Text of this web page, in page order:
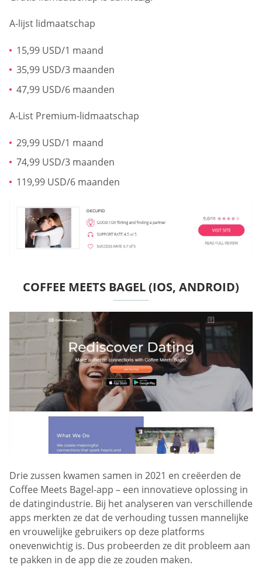
A-lijst lidmaatschap
15,99 USD/1 maand
35,99 USD/3 maanden
47,99 USD/6 maanden
A-List Premium-lidmaatschap
29,99 USD/1 maand
74,99 USD/3 maanden
119,99 USD/6 maanden
COFFEE MEETS BAGEL (IOS, ANDROID)
Drie zussen kwamen samen in 2021 en creëerden de
Coffee Meets Bagel-app – een innovatieve oplossing in
de datingindustrie. Bij het analyseren van verschillende
apps merkten ze dat de verhouding tussen mannelijke
en vrouwelijke gebruikers op deze platforms
onevenwichtig is. Dus probeerden ze dit probleem aan
te pakken in de app die ze zouden maken.